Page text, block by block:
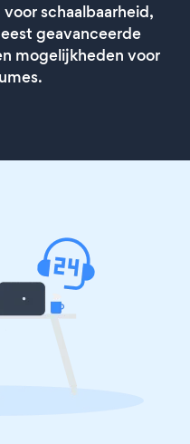
schaalbaarheid,
geavanceerde
mogelijkheden voor